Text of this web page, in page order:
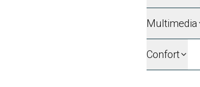
Multimedia
Confort